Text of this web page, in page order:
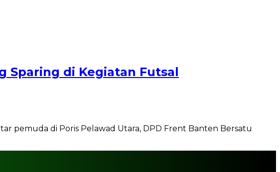
Sparing di Kegiatan Futsal
pemuda di Poris Pelawad Utara, DPD Frent Banten Bersatu